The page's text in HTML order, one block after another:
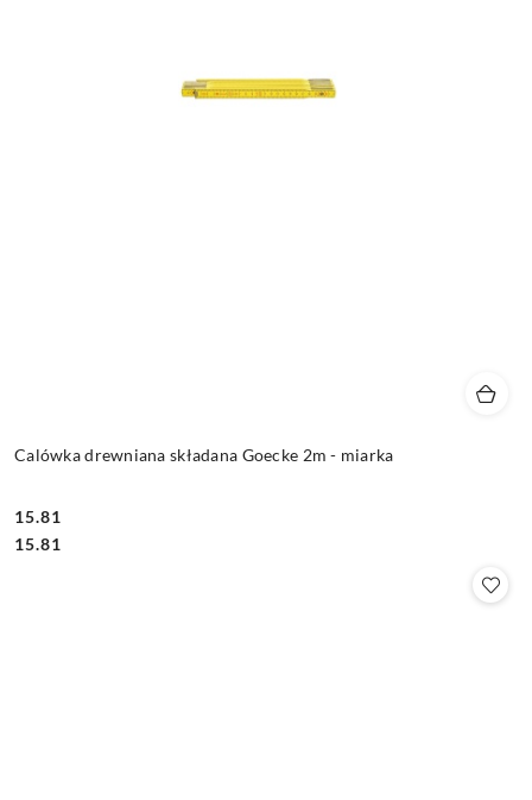
Calówka drewniana składana Goecke 2m - miarka
Cena:
15.81
Cena:
15.81